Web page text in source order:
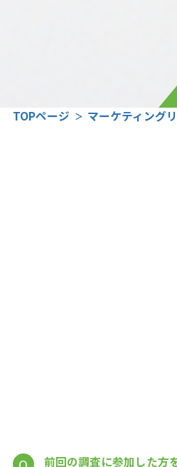
TOPページ マーケティング
前回の調査に参加した方